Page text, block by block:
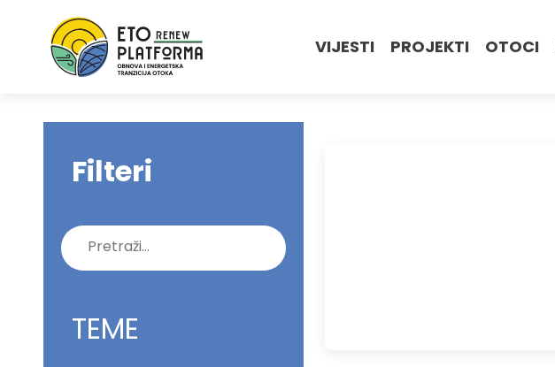
VIJESTI PROJEKTI OTOCI
Filteri
Pretraži:
TEME